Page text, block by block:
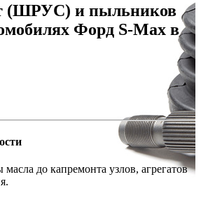
(ШРУС) и пыльников
Форд S-Max в
до капремонта узлов, агрегатов